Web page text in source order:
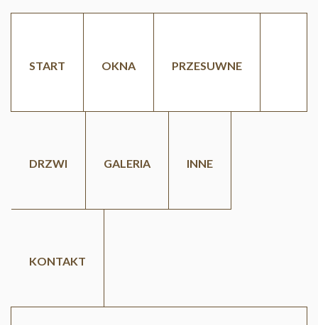
START OKNA PRZESUWNE
DRZWI GALERIA INNE
KONTAKT